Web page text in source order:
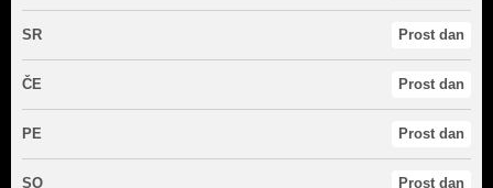
SR Prost dan
ČE Prost dan
PE Prost dan
SO Prost dan